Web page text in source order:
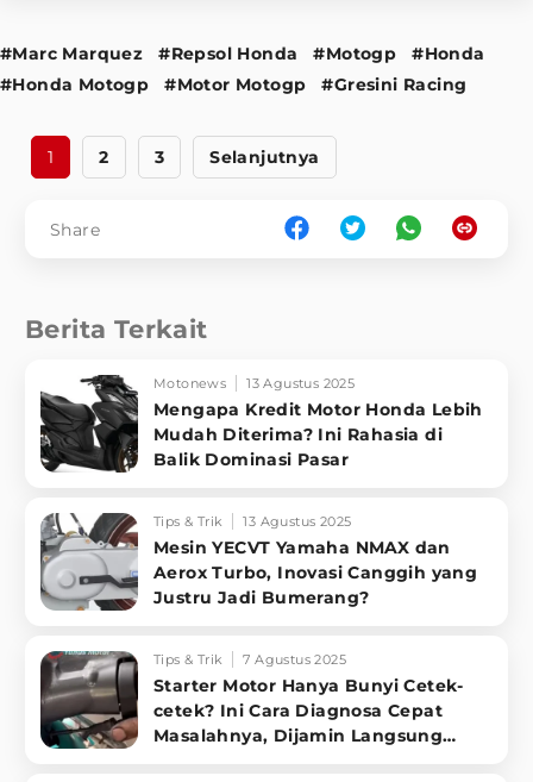
#Marc Marquez #Repsol Honda #Motogp
#Honda
#Honda Motogp
#Motor Motogp #Gresini Racing
1 2 3 Selanjutnya
Share
Berita Terkait
Motonews 13 Agustus 2025
Mengapa Kredit Motor Honda Lebih
Mudah Diterima? Ini Rahasia di
Balik Dominasi Pasar
Tips & Trik 13 Agustus 2025
Mesin YECVT Yamaha NMAX dan
Aerox Turbo, Inovasi Canggih yang
Justru Jadi Bumerang?
Tips & Trik 7 Agustus 2025
Starter Motor Hanya Bunyi Cetek-
cetek? Ini Cara Diagnosa Cepat
Masalahnya, Dijamin Langsung